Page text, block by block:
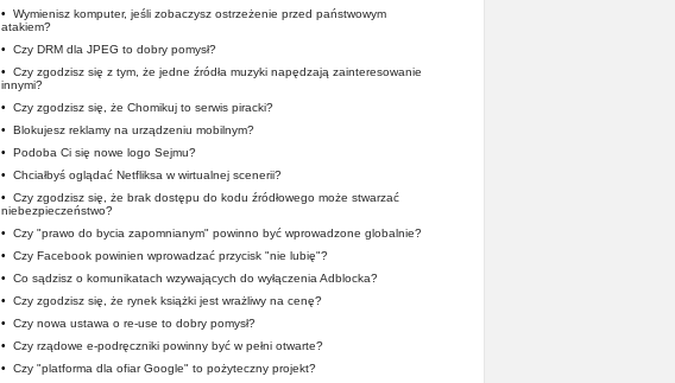
• Wymienisz komputer, jeśli zobaczysz ostrzeżenie przed państwowym
atakiem?
• Czy DRM dla JPEG to dobry pomysł?
• Czy zgodzisz się z tym, że jedne źródła muzyki napędzają zainteresowanie
innymi?
• Czy zgodzisz się, że Chomikuj to serwis piracki?
• Blokujesz reklamy na urządzeniu mobilnym?
• Podoba Ci się nowe logo Sejmu?
• Chciałbyś oglądać Netfliksa w wirtualnej scenerii?
• Czy zgodzisz się, że brak dostępu do kodu źródłowego może stwarzać
niebezpieczeństwo?
• Czy "prawo do bycia zapomnianym" powinno być wprowadzone globalnie?
• Czy Facebook powinien wprowadzać przycisk "nie lubię"?
• Co sądzisz o komunikatach wzywających do wyłączenia Adblocka?
• Czy zgodzisz się, że rynek książki jest wrażliwy na cenę?
• Czy nowa ustawa o re-use to dobry pomysł?
• Czy rządowe e-podręczniki powinny być w pełni otwarte?
• Czy "platforma dla ofiar Google" to pożyteczny projekt?